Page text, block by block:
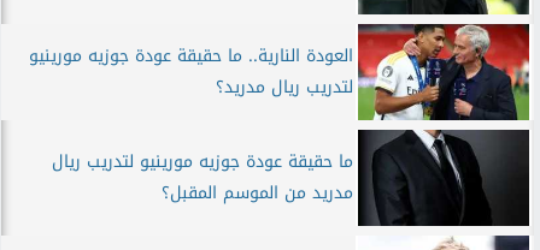
العودة النارية.. ما حقيقة عودة جوزيه مورينيو
لتدريب ريال مدريد؟
ما حقيقة عودة جوزيه مورينيو لتدريب ريال
مدريد من الموسم المقبل؟